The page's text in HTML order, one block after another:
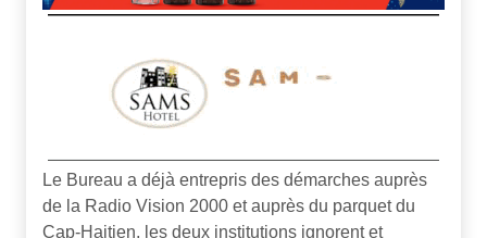
Le Bureau a déjà entrepris des démarches auprès
de la Radio Vision 2000 et auprès du parquet du
Cap-Haitien, les deux institutions ignorent et